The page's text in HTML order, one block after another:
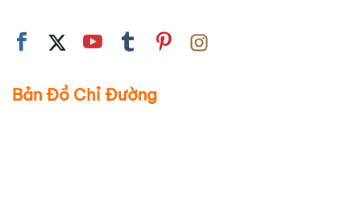
Bản Đồ Chỉ Đường